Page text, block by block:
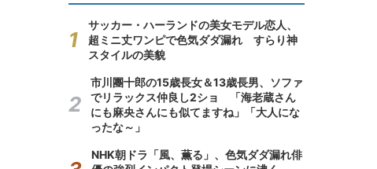
サッカー・ハーランドの美女モデル恋人、
超ミニ丈ワンピで色気ダダ漏れ すらり神
スタイルの美貌
市川團十郎の15歳長女＆13歳長男、ソファ
でリラックス仲良し2ショ 「海老蔵さん
にも麻央さんにも似てますね」「大人にな
ったな～」
NHK朝ドラ「風、薫る」、色気ダダ漏れ俳